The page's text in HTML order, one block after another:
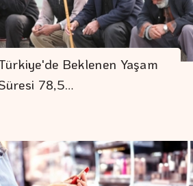
Beklenen Yaşam
78,5…